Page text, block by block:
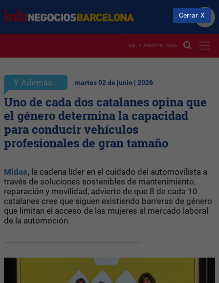
VIE. 7 AGOSTO 2026
Y Además... martes 02 de junio | 2026
Uno de cada dos catalanes opina que
el género determina la capacidad
para conducir vehículos
profesionales de gran tamaño
Midas, la cadena líder en el cuidado del automovilista a
través de soluciones sostenibles de mantenimiento,
reparación y movilidad, advierte de que 8 de cada 10
catalanes cree que siguen existiendo barreras de género
que limitan el acceso de las mujeres al mercado laboral
de la automoción.
Cerrar